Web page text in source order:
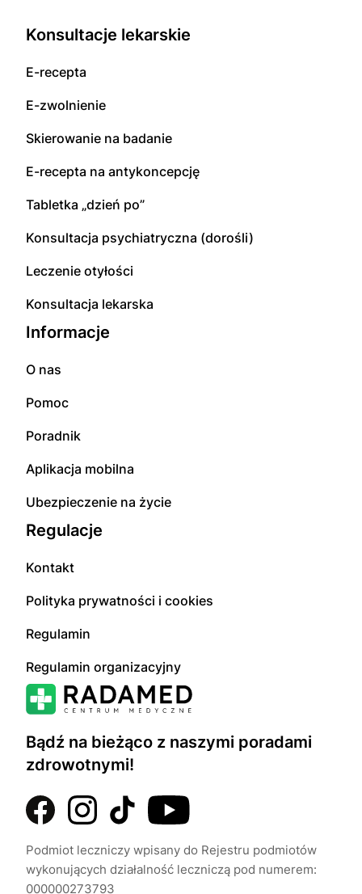
Bądź na bieżąco z naszymi poradami
zdrowotnymi!
Podmiot leczniczy wpisany do Rejestru podmiotów
wykonujących działalność leczniczą pod numerem:
000000273793
Konsultacje lekarskie
E-recepta
E-zwolnienie
Skierowanie na badanie
E-recepta na antykoncepcję
Tabletka „dzień po”
Konsultacja psychiatryczna (dorośli)
Leczenie otyłości
Konsultacja lekarska
Informacje
O nas
Pomoc
Poradnik
Aplikacja mobilna
Ubezpieczenie na życie
Regulacje
Kontakt
Polityka prywatności i cookies
Regulamin
Regulamin organizacyjny